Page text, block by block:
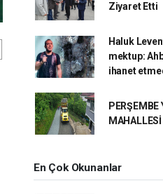
Ziyaret Etti
Haluk
mektup:
ihanet
PERŞEMBE
En Çok Okunanlar